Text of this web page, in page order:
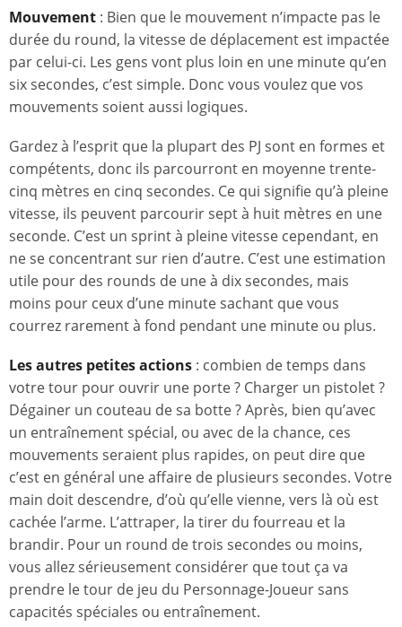
Mouvement : Bien que le mouvement n’impacte pas le
durée du round, la vitesse de déplacement est impactée
par celui-ci. Les gens vont plus loin en une minute qu’en
six secondes, c’est simple. Donc vous voulez que vos
mouvements soient aussi logiques.
Gardez à l’esprit que la plupart des PJ sont en formes et
compétents, donc ils parcourront en moyenne trente-
cinq mètres en cinq secondes. Ce qui signifie qu’à pleine
vitesse, ils peuvent parcourir sept à huit mètres en une
seconde. C’est un sprint à pleine vitesse cependant, en
ne se concentrant sur rien d’autre. C’est une estimation
utile pour des rounds de une à dix secondes, mais
moins pour ceux d’une minute sachant que vous
courrez rarement à fond pendant une minute ou plus.
Les autres petites actions : combien de temps dans
votre tour pour ouvrir une porte ? Charger un pistolet ?
Dégainer un couteau de sa botte ? Après, bien qu’avec
un entraînement spécial, ou avec de la chance, ces
mouvements seraient plus rapides, on peut dire que
c’est en général une affaire de plusieurs secondes. Votre
main doit descendre, d’où qu’elle vienne, vers là où est
cachée l’arme. L’attraper, la tirer du fourreau et la
brandir. Pour un round de trois secondes ou moins,
vous allez sérieusement considérer que tout ça va
prendre le tour de jeu du Personnage-Joueur sans
capacités spéciales ou entraînement.